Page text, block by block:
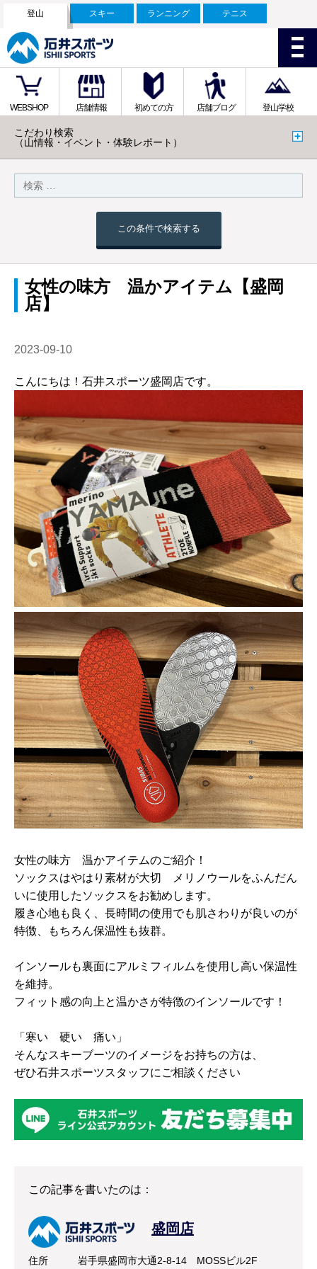
登山 スキー ランニング テニス
WEBSHOP 店舗情報 初めての方 店舗ブログ 登山学校
こだわり検索
（山情報・イベント・体験レポート）
この条件で検索する
女性の味方 温かアイテム【盛岡
店】
2023-09-10
こんにちは！石井スポーツ盛岡店です。
女性の味方 温かアイテムのご紹介！
ソックスはやはり素材が大切 メリノウールをふんだん
いに使用したソックスをお勧めします。
履き心地も良く、長時間の使用でも肌さわりが良いのが
特徴、もちろん保温性も抜群。
インソールも裏面にアルミフィルムを使用し高い保温性
を維持。
フィット感の向上と温かさが特徴のインソールです！
「寒い 硬い 痛い」
そんなスキーブーツのイメージをお持ちの方は、
ぜひ石井スポーツスタッフにご相談ください
この記事を書いたのは：
盛岡店
住所 岩手県盛岡市大通2-8-14 MOSSビル2F